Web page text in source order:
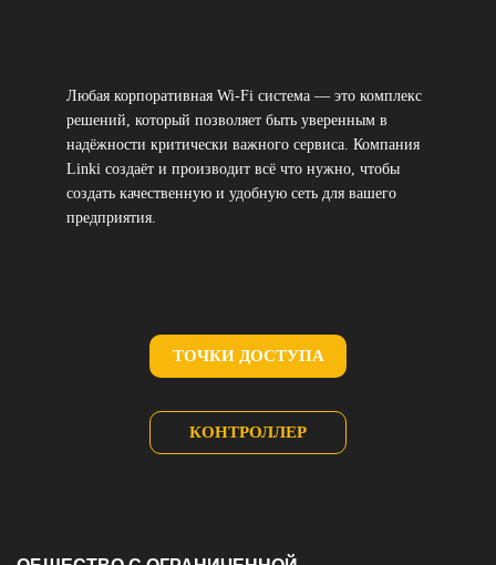
Любая корпоративная Wi-Fi система — это комплекс
решений, который позволяет быть уверенным в
надёжности критически важного сервиса. Компания
Linki создаёт и производит всё что нужно, чтобы
создать качественную и удобную сеть для вашего
предприятия.
ТОЧКИ ДОСТУПА
КОНТРОЛЛЕР